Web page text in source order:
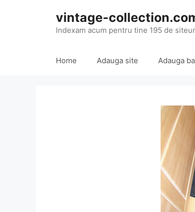
vintage-
Indexam acum pentru tine 195 de
Home Adauga site Adauga